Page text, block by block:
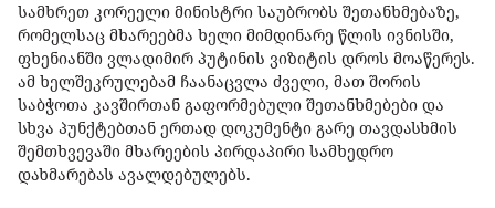
სამხრეთ კორეელი მინისტრი საუბრობს შეთანხმებაზე,
რომელსაც მხარეებმა ხელი მიმდინარე წლის ივნისში,
ფხენიანში ვლადიმირ პუტინის ვიზიტის დროს მოაწერეს.
ამ ხელშეკრულებამ ჩაანაცვლა ძველი, მათ შორის
საბჭოთა კავშირთან გაფორმებული შეთანხმებები და
სხვა პუნქტებთან ერთად დოკუმენტი გარე თავდასხმის
შემთხვევაში მხარეების პირდაპირი სამხედრო
დახმარებას ავალდებულებს.